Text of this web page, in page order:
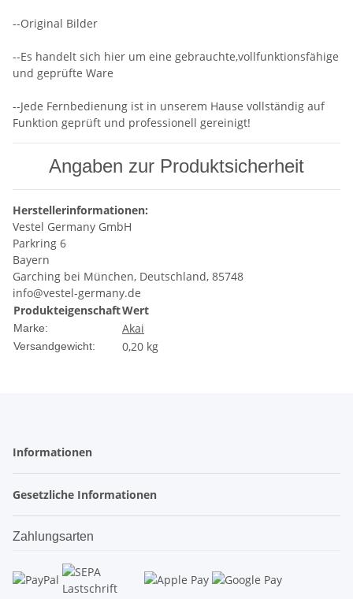
--Original Bilder
--Es handelt sich hier um eine gebrauchte,vollfunktionsfähige
und geprüfte Ware
--Jede Fernbedienung ist in unserem Hause vollständig auf
Funktion geprüft und professionell gereinigt!
Angaben zur Produktsicherheit
Herstellerinformationen:
Vestel Germany GmbH
Parkring 6
Bayern
Garching bei München, Deutschland, 85748
info@vestel-germany.de
ProdukteigenschaftWert
Marke: Akai
Versandgewicht: 0,20 kg
Informationen
Gesetzliche Informationen
Zahlungsarten